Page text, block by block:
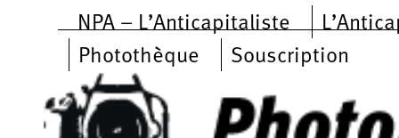
Aller au contenu principal
NPA – L’Anticapitaliste
Photothèque
Souscription